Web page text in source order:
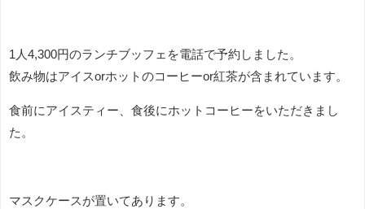
1人4,300円のランチブッフェを電話で予約しました。
飲み物はアイスorホットのコーヒーor紅茶が含まれています。
食前にアイスティー、食後にホットコーヒーをいただきまし
た。
マスクケースが置いてあります。